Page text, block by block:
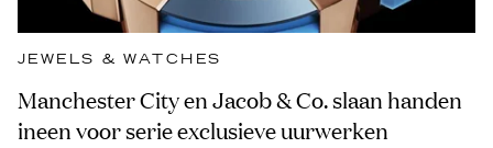
JEWELS & WATCHES
Manchester City en Jacob & Co. slaan handen
ineen voor serie exclusieve uurwerken